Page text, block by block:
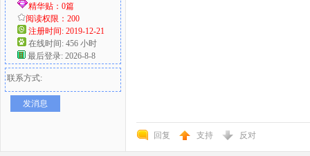
精华贴：0篇
阅读权限：200
注册时间: 2019-12-21
在线时间: 456 小时
最后登录: 2026-8-8
联系方式:
发消息
回复 支持 反对